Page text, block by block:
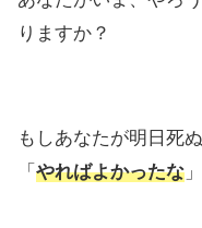
りますか？
もしあなたが明日死
「 やればよかったな